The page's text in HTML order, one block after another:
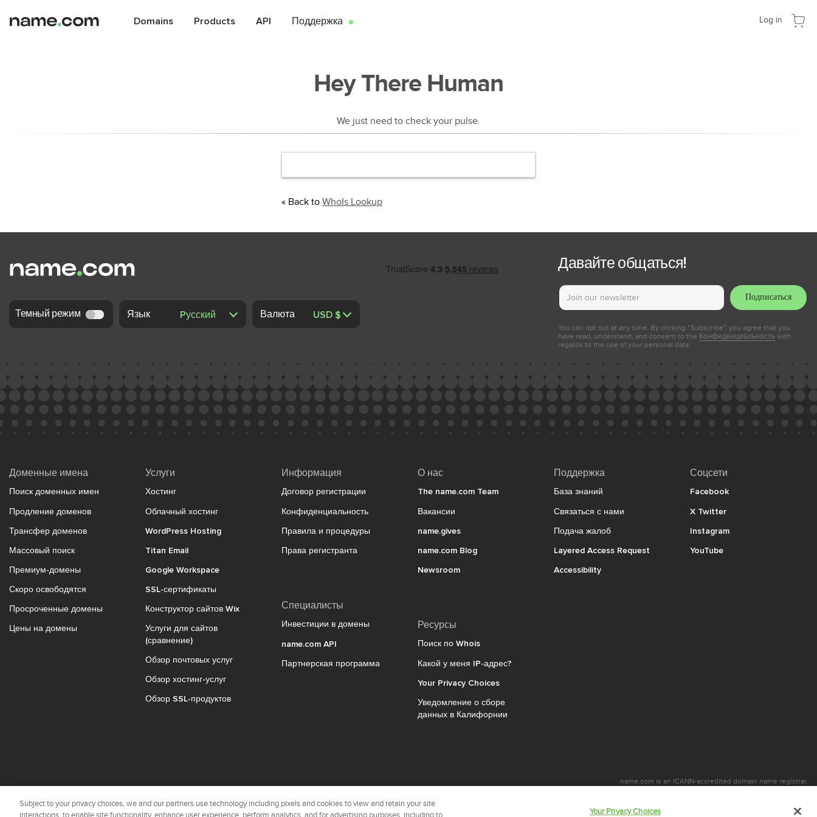
Log in
Domains Products API Поддержка ●
Hey There Human
We just need to check your pulse.
« Back to WhoIs Lookup
Давайте общаться!
Подписаться
You can opt out at any time. By clicking “Subscribe", you agree that you
have read, understand, and consent to the Конфиденциальность with
regards to the use of your personal data.
Темный режим Язык Валюта
Доменные имена
Поиск доменных имен
Продление доменов
Трансфер доменов
Массовый поиск
Премиум-домены
Скоро освободятся
Просроченные домены
Цены на домены
Услуги
Хостинг
Облачный хостинг
WordPress Hosting
Titan Email
Google Workspace
SSL-сертификаты
Конструктор сайтов Wix
Услуги для сайтов
(сравнение)
Обзор почтовых услуг
Обзор хостинг-услуг
Обзор SSL-продуктов
Информация
Договор регистрации
Конфиденциальность
Правила и процедуры
Права регистранта
Специалисты
Инвестиции в домены
name.com API
Партнерская программа
О нас
The name.com Team
Вакансии
name.gives
name.com Blog
Newsroom
Ресурсы
Поиск по Whois
Какой у меня IP-адрес?
Your Privacy Choices
Уведомление о сборе
данных в Калифорнии
Поддержка
База знаний
Связаться с нами
Подача жалоб
Layered Access Request
Accessibility
Соцсети
Facebook
X Twitter
Instagram
YouTube
name.com is an ICANN-accredited domain name registrar.
Subject to your privacy choices, we and our partners use technology including pixels and cookies to view and retain your site
Your Privacy Choices